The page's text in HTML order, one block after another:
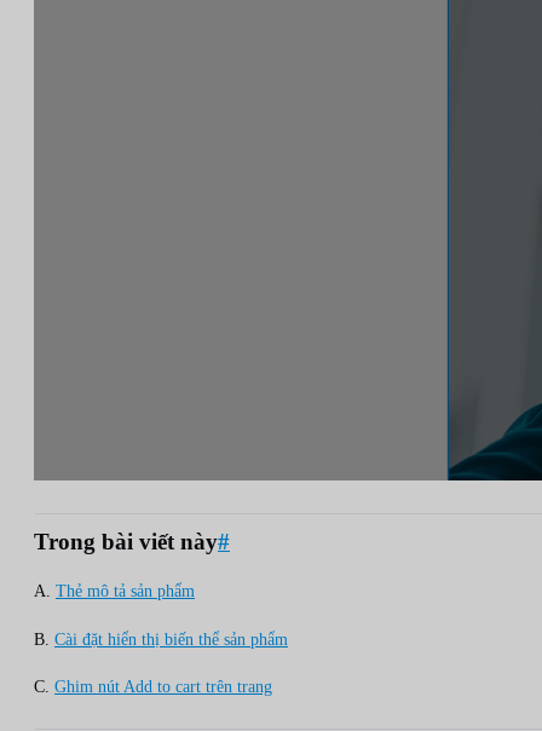
Trong bài viết này#
A. Thẻ mô tả sản phẩm
B. Cài đặt hiển thị biến thể sản phẩm
C. Ghim nút Add to cart trên trang